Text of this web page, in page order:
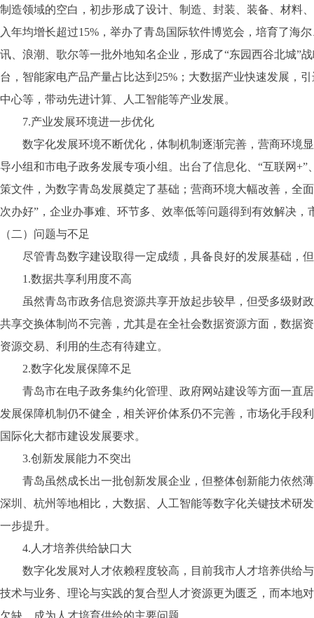
制造领域的空白，初步形成了设计、制造、封装、装备、材料
入年均增长超过15%，举办了青岛国际软件博览会，培育了海
讯、浪潮、歌尔等一批外地知名企业，形成了“东园西谷北城”
台，智能家电产品产量占比达到25%；大数据产业快速发展，
中心等，带动先进计算、人工智能等产业发展。
7.产业发展环境进一步优化
数字化发展环境不断优化，体制机制逐渐完善，营商环境显
导小组和市电子政务发展专项小组。出台了信息化、“互联网
策文件，为数字青岛发展奠定了基础；营商环境大幅改善，全
次办好”，企业办事难、环节多、效率低等问题得到有效解决，
（二）问题与不足
尽管青岛数字建设取得一定成绩，具备良好的发展基础，但
1.数据共享利用度不高
虽然青岛市政务信息资源共享开放起步较早，但受多级财政
共享交换体制尚不完善，尤其是在全社会数据资源方面，数据
资源交易、利用的生态有待建立。
2.数字化发展保障不足
青岛市在电子政务集约化管理、政府网站建设等方面一直居
发展保障机制仍不健全，相关评价体系仍不完善，市场化手段
国际化大都市建设发展要求。
3.创新发展能力不突出
青岛虽然成长出一批创新发展企业，但整体创新能力依然薄
深圳、杭州等地相比，大数据、人工智能等数字化关键技术研
一步提升。
4.人才培养供给缺口大
数字化发展对人才依赖程度较高，目前我市人才培养供给与
技术与业务、理论与实践的复合型人才资源更为匮乏，而本地
欠缺，成为人才培育供给的主要问题。